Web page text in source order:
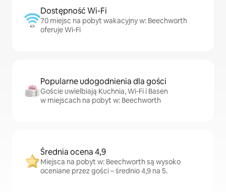
Dostępność Wi-Fi
70 miejsc na pobyt wakacyjny w: Beechworth
oferuje Wi-Fi
Popularne udogodnienia dla gości
Goście uwielbiają Kuchnia, Wi-Fi i Basen
w miejscach na pobyt w: Beechworth
Średnia ocena 4,9
Miejsca na pobyt w: Beechworth są wysoko
oceniane przez gości – średnio 4,9 na 5.